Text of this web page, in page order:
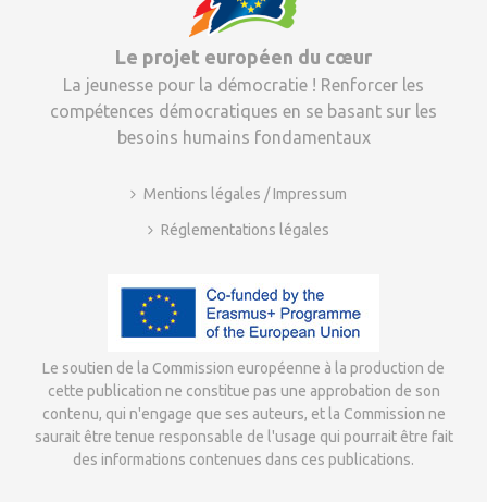
Le projet européen du cœur
La jeunesse pour la démocratie ! Renforcer les
compétences démocratiques en se basant sur les
besoins humains fondamentaux
Mentions légales / Impressum
Réglementations légales
Le soutien de la Commission européenne à la production de
cette publication ne constitue pas une approbation de son
contenu, qui n'engage que ses auteurs, et la Commission ne
saurait être tenue responsable de l'usage qui pourrait être fait
des informations contenues dans ces publications.